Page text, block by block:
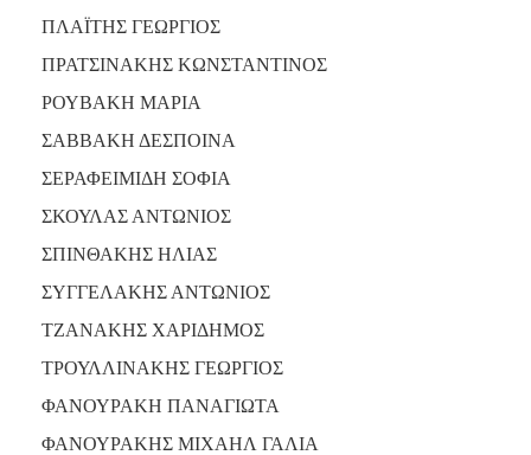
ΠΛΑΪΤΗΣ ΓΕΩΡΓΙΟΣ
ΠΡΑΤΣΙΝΑΚΗΣ ΚΩΝΣΤΑΝΤΙΝΟΣ
ΡΟΥΒΑΚΗ ΜΑΡΙΑ
ΣΑΒΒΑΚΗ ΔΕΣΠΟΙΝΑ
ΣΕΡΑΦΕΙΜΙΔΗ ΣΟΦΙΑ
ΣΚΟΥΛΑΣ ΑΝΤΩΝΙΟΣ
ΣΠΙΝΘΑΚΗΣ ΗΛΙΑΣ
ΣΥΓΓΕΛΑΚΗΣ ΑΝΤΩΝΙΟΣ
ΤΖΑΝΑΚΗΣ ΧΑΡΙΔΗΜΟΣ
ΤΡΟΥΛΛΙΝΑΚΗΣ ΓΕΩΡΓΙΟΣ
ΦΑΝΟΥΡΑΚΗ ΠΑΝΑΓΙΩΤΑ
ΦΑΝΟΥΡΑΚΗΣ ΜΙΧΑΗΛ ΓΑΛΙΑ